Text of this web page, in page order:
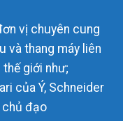
vị chuyên cung
và thang máy liên
giới như;
của Ý, Schneider
đạo